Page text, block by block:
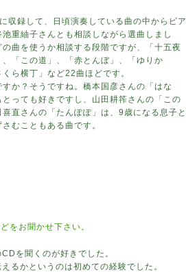
収録して、日頃演奏している曲の中からピア
池重紬子さんとも相談しながら選曲しまし
の曲を使うか相談する段階ですが、「十五夜
、「この道」、「赤とんぼ」、「ゆりか
ら横丁」など22曲ほどです。
すか？そうですね。橋本国彦さんの「はな
とっても好きですし、山田耕筰さんの「この
直さんの「たんぽぽ」は、9歳になる息子と
むこともある曲です。
をお聞かせ下さい。
を聞くのが好きでした。
るかというのは初めての経験でした。